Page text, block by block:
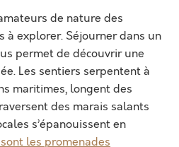
de nature des
à explorer. Séjourner dans un
permet de découvrir une
Les sentiers serpentent à
maritimes, longent des
des marais salants
s’épanouissent en
les promenades